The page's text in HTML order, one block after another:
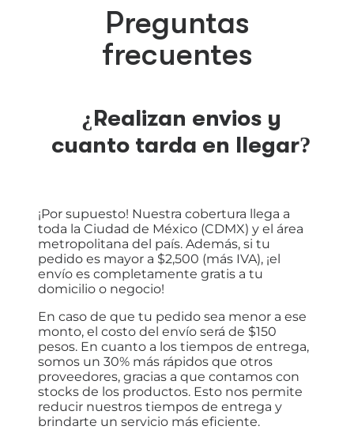
Preguntas
frecuentes
¿Realizan envios y
cuanto tarda en llegar?
¡Por supuesto! Nuestra cobertura llega a
toda la Ciudad de México (CDMX) y el área
metropolitana del país. Además, si tu
pedido es mayor a $2,500 (más IVA), ¡el
envío es completamente gratis a tu
domicilio o negocio!
En caso de que tu pedido sea menor a ese
monto, el costo del envío será de $150
pesos. En cuanto a los tiempos de entrega,
somos un 30% más rápidos que otros
proveedores, gracias a que contamos con
stocks de los productos. Esto nos permite
reducir nuestros tiempos de entrega y
brindarte un servicio más eficiente.